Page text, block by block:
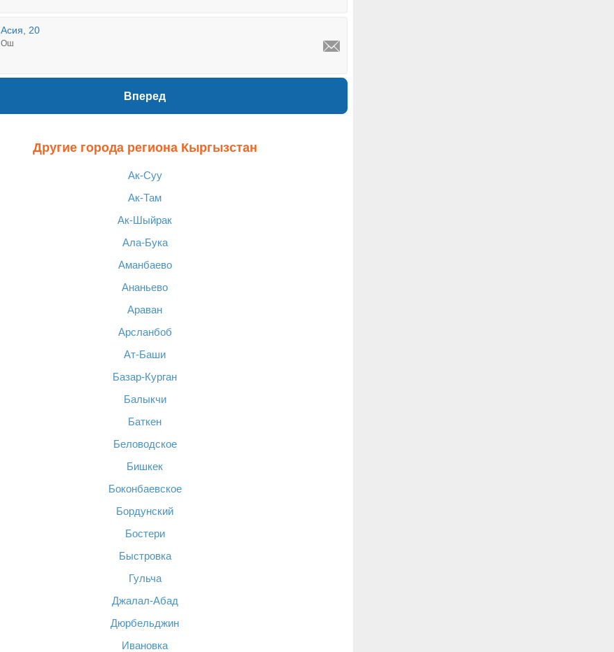
Асия, 20
Ош
Вперед
Другие города региона Кыргызстан
Ак-Суу
Ак-Там
Ак-Шыйрак
Ала-Бука
Аманбаево
Ананьево
Араван
Арсланбоб
Ат-Баши
Базар-Курган
Балыкчи
Баткен
Беловодское
Бишкек
Боконбаевское
Бордунский
Бостери
Быстровка
Гульча
Джалал-Абад
Дюрбельджин
Ивановка